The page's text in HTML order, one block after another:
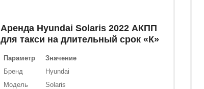
Аренда Hyundai Solaris 2022 АКПП
для такси на длительный срок «К»
Параметр
Значение
Бренд
Hyundai
Модель
Solaris